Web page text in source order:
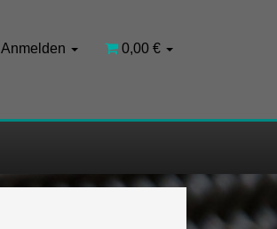
Anmelden 0,00 €